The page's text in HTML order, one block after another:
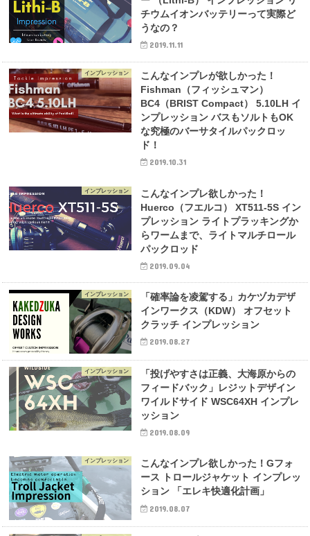
チウムイオンバッテリーって実際ど
うなの？
2019.11.11
インプレッション
こんなインプレが欲しかった！
Fishman（フィッシュマン）
BC4（BRIST Compact） 5.10LH イ
ンプレッション バスもソルトもOK
な究極のバーサタイルパックロッ
ド！
2019.10.31
インプレッション
こんなインプレ欲しかった！
Huerco（フエルコ） XT511-5S イン
プレッション ライトプラッキングか
らワームまで、ライトマルチロール
パックロッド
2019.09.04
インプレッション
「確率論を凌駕する」カケヅカデザ
インワークス（KDW） オフセット
クラッチ インプレッション
2019.08.27
インプレッション
「投げやすさは正義、大海原からの
フィードバック」レジットデザイン
ワイルドサイド WSC64XH インプレ
ッション
2019.08.09
インプレッション
こんなインプレ欲しかった！Gフォ
ース トロールジャケット インプレッ
ション 「エレキ快適化計画」
2019.08.07